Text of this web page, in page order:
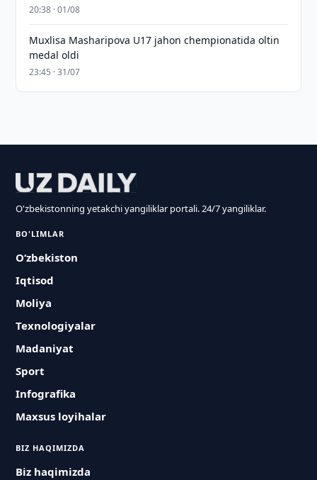
20:38 · 01/08
Muxlisa Masharipova U17 jahon chempionatida oltin
medal oldi
23:45 · 31/07
O'zbekistonning yetakchi yangiliklar portali. 24/7 yangiliklar.
BO'LIMLAR
O‘zbekiston
Iqtisod
Moliya
Texnologiyalar
Madaniyat
Sport
Infografika
Maxsus loyihalar
BIZ HAQIMIZDA
Biz haqimizda